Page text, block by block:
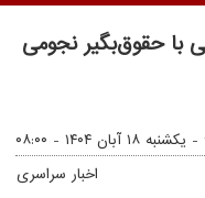
با حقوق‌بگیر نجومی
یکشنبه ۱۸ آبان ۱۴۰۴ - ۰۸:۰۰
اخبار سراسری